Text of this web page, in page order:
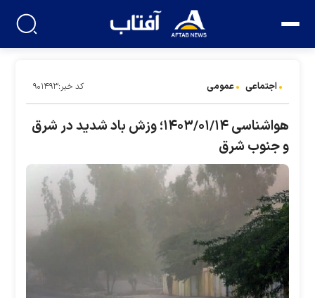
اجتماعی عمومی کد خبر:۹۰۱۴۹۳
هواشناسی ۱۴۰۳/۰۱/۱۴؛ وزش باد شدید در شرق
و جنوب شرق